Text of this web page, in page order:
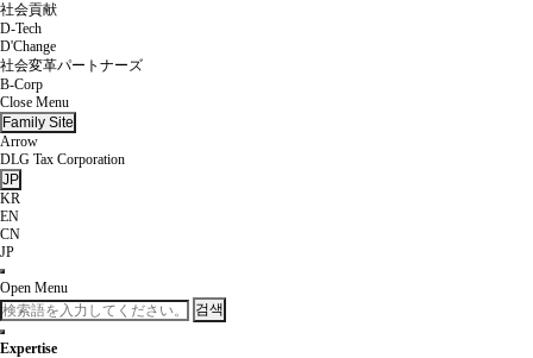
社会貢献
D-Tech
D'Change
社会変革パートナーズ
B-Corp
Close Menu
Family Site
Arrow
DLG Tax Corporation
JP
KR
EN
CN
JP
Open Menu
검색
Expertise